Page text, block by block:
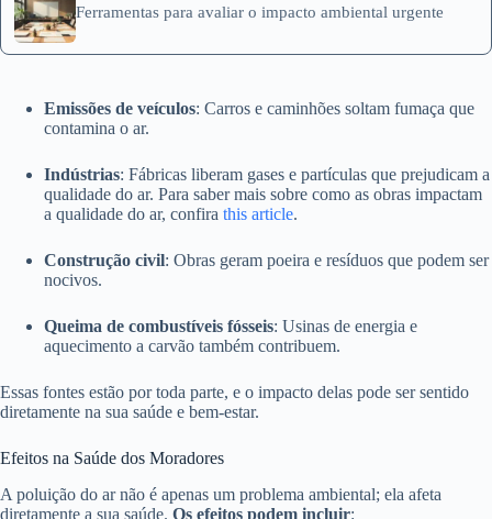
Ferramentas para avaliar o impacto ambiental urgente
Emissões de veículos: Carros e caminhões soltam fumaça que
contamina o ar.
Indústrias: Fábricas liberam gases e partículas que prejudicam a
qualidade do ar. Para saber mais sobre como as obras impactam
a qualidade do ar, confira this article.
Construção civil: Obras geram poeira e resíduos que podem ser
nocivos.
Queima de combustíveis fósseis: Usinas de energia e
aquecimento a carvão também contribuem.
Essas fontes estão por toda parte, e o impacto delas pode ser sentido
diretamente na sua saúde e bem-estar.
Efeitos na Saúde dos Moradores
A poluição do ar não é apenas um problema ambiental; ela afeta
diretamente a sua saúde. Os efeitos podem incluir: